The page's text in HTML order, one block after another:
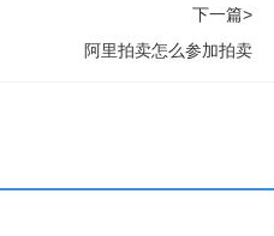
下一篇>
阿里拍卖怎么参加拍卖